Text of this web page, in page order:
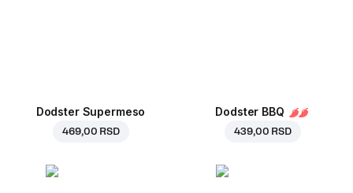
Dodster Supermeso
469,00 RSD
Dodster BBQ
439,00 RSD